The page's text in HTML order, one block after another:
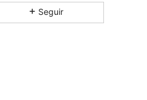
Seguir